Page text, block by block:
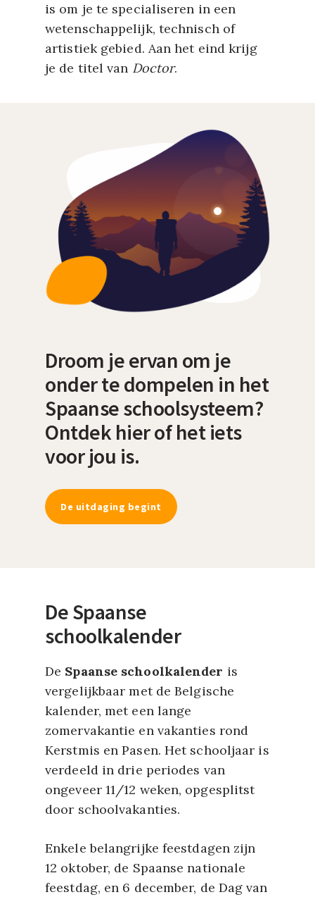
is om je te specialiseren in een
wetenschappelijk, technisch of
artistiek gebied. Aan het eind krijg
je de titel van Doctor.
Droom je ervan om je
onder te dompelen in het
Spaanse schoolsysteem?
Ontdek hier of het iets
voor jou is.
De uitdaging begint
De Spaanse
schoolkalender
De Spaanse schoolkalender is
vergelijkbaar met de Belgische
kalender, met een lange
zomervakantie en vakanties rond
Kerstmis en Pasen. Het schooljaar is
verdeeld in drie periodes van
ongeveer 11/12 weken, opgesplitst
door schoolvakanties.
Enkele belangrijke feestdagen zijn
12 oktober, de Spaanse nationale
feestdag, en 6 december, de Dag van